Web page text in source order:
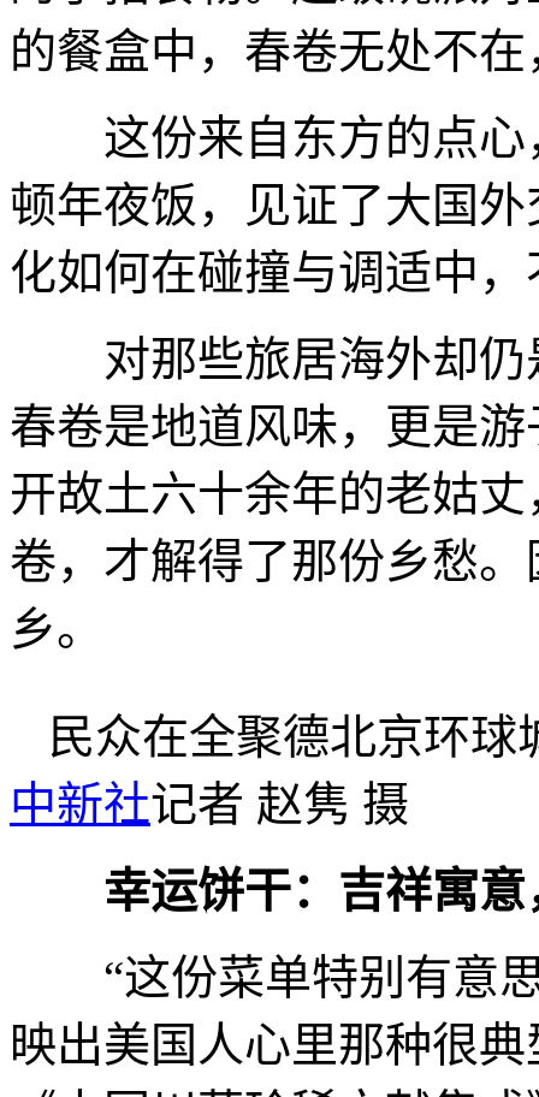
的餐盒中，春卷无处不
这份来自东方的点心
顿年夜饭，见证了大国
化如何在碰撞与调适中
对那些旅居海外却仍
春卷是地道风味，更是
开故土六十余年的老姑
卷，才解得了那份乡愁
乡。
民众在全聚德北京环球
中新社记者 赵隽 摄
幸运饼干：吉祥寓
“这份菜单特别有意思
映出美国人心里那种很典